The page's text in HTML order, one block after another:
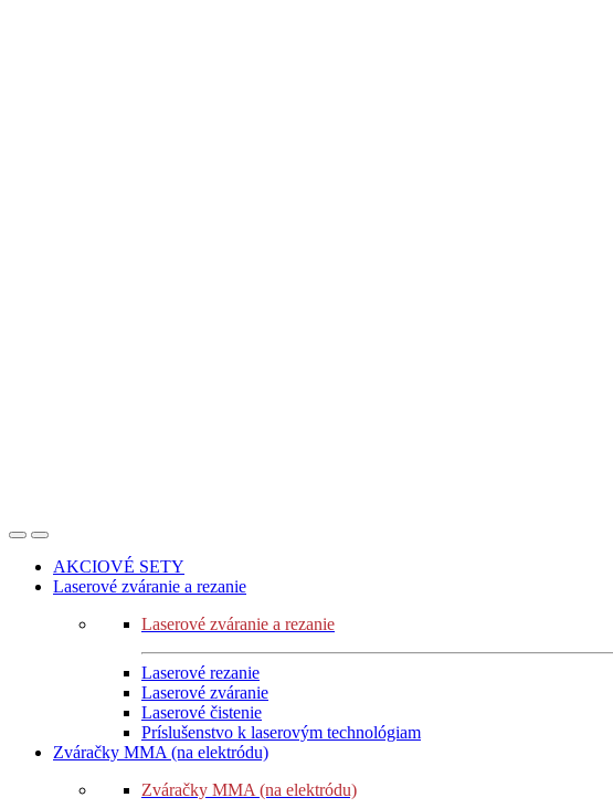
AKCIOVÉ SETY
Laserové zváranie a rezanie
Laserové zváranie a rezanie
Laserové rezanie
Laserové zváranie
Laserové čistenie
Príslušenstvo k laserovým technológiam
Zváračky MMA (na elektródu)
Zváračky MMA (na elektródu)